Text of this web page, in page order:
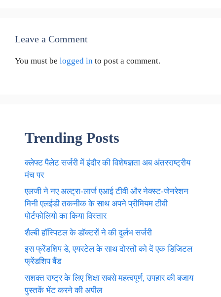
Leave a Comment
You must be logged in to post a comment.
Trending Posts
क्लेफ्ट पैलेट सर्जरी में इंदौर की विशेषज्ञता अब अंतरराष्ट्रीय
मंच पर
एलजी ने नए अल्ट्रा-लार्ज एआई टीवी और नेक्स्ट-जेनरेशन
मिनी एलईडी तकनीक के साथ अपने प्रीमियम टीवी
पोर्टफोलियो का किया विस्तार
शैल्बी हॉस्पिटल के डॉक्टरों ने की दुर्लभ सर्जरी
इस फ्रेंडशिप डे, एयरटेल के साथ दोस्तों को दें एक डिजिटल
फ्रेंडशिप बैंड
सशक्त राष्ट्र के लिए शिक्षा सबसे महत्वपूर्ण, उपहार की बजाय
पुस्तकें भेंट करने की अपील